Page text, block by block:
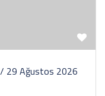
/ 29 Ağustos 2026